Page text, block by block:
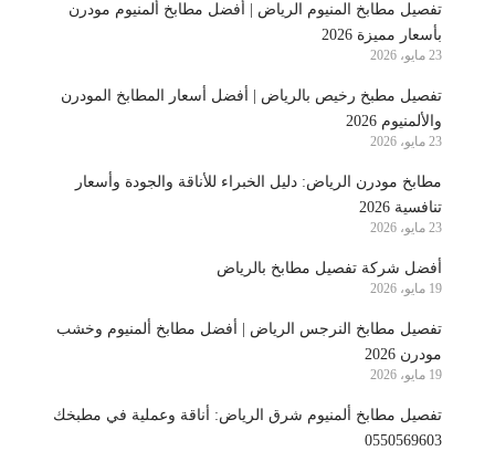
تفصيل مطابخ المنيوم الرياض | أفضل مطابخ ألمنيوم مودرن
بأسعار مميزة 2026
23 مايو، 2026
تفصيل مطبخ رخيص بالرياض | أفضل أسعار المطابخ المودرن
والألمنيوم 2026
23 مايو، 2026
مطابخ مودرن الرياض: دليل الخبراء للأناقة والجودة وأسعار
تنافسية 2026
23 مايو، 2026
أفضل شركة تفصيل مطابخ بالرياض
19 مايو، 2026
تفصيل مطابخ النرجس الرياض | أفضل مطابخ ألمنيوم وخشب
مودرن 2026
19 مايو، 2026
تفصيل مطابخ ألمنيوم شرق الرياض: أناقة وعملية في مطبخك
0550569603